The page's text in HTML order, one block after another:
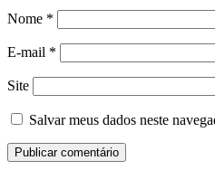
Nome *
E-mail *
Site
Salvar meus dados neste